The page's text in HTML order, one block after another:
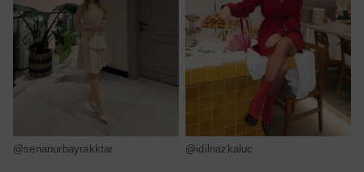
@senanurbayrakktar @idilnazkaluc